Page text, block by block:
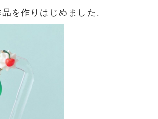
を作りはじめました。